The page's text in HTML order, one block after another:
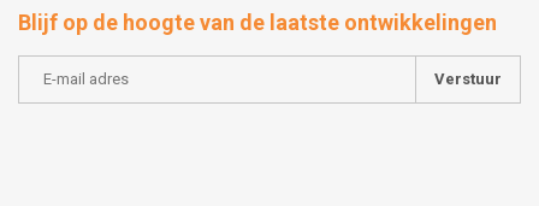
Blijf op de hoogte van de laatste ontwikkelingen
Verstuur